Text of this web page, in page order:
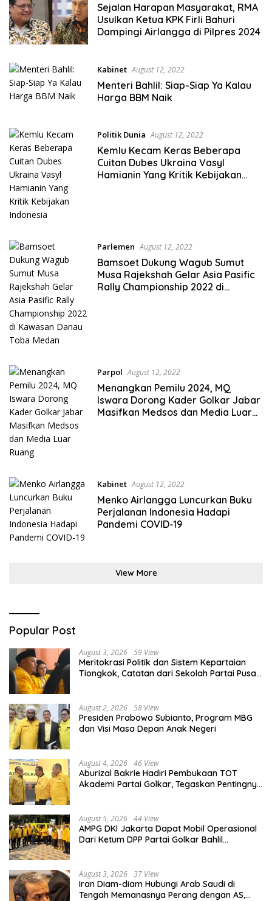
Sejalan Harapan Masyarakat, RMA
Usulkan Ketua KPK Firli Bahuri
Dampingi Airlangga di Pilpres 2024
Kabinet August 12, 2022
Menteri Bahlil: Siap-Siap Ya Kalau
Harga BBM Naik
Politik Dunia August 12, 2022
Kemlu Kecam Keras Beberapa
Cuitan Dubes Ukraina Vasyl
Hamianin Yang Kritik Kebijakan
Parlemen August 12, 2022
Bamsoet Dukung Wagub Sumut
Musa Rajekshah Gelar Asia Pasific
Rally Championship 2022 di
Parpol August 12, 2022
Menangkan Pemilu 2024, MQ
Iswara Dorong Kader Golkar Jabar
Masifkan Medsos dan Media Luar
Kabinet August 12, 2022
Menko Airlangga Luncurkan Buku
Perjalanan Indonesia Hadapi
Pandemi COVID-19
View More
Popular Post
August 3, 2026 59 View
Meritokrasi Politik dan Sistem Kepartaian
Tiongkok, Catatan dari Sekolah Partai Pusat
August 2, 2026 58 View
Presiden Prabowo Subianto, Program MBG
dan Visi Masa Depan Anak Negeri
August 4, 2026 46 View
Aburizal Bakrie Hadiri Pembukaan TOT
Akademi Partai Golkar, Tegaskan Pentingnya
August 5, 2026 44 View
AMPG DKI Jakarta Dapat Mobil Operasional
Dari Ketum DPP Partai Golkar Bahlil
August 3, 2026 37 View
Iran Diam-diam Hubungi Arab Saudi di
Tengah Memanasnya Perang dengan AS,